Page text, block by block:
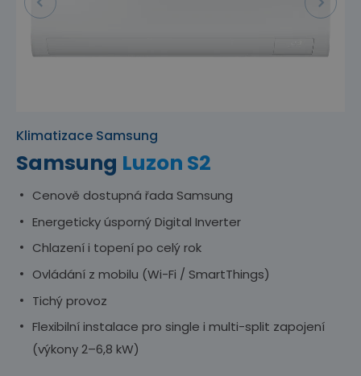
Předchozí Další
Klimatizace Samsung
Samsung Luzon S2
Cenově dostupná řada Samsung
Energeticky úsporný Digital Inverter
Chlazení i topení po celý rok
Ovládání z mobilu (Wi-Fi / SmartThings)
Tichý provoz
Flexibilní instalace pro single i multi-split zapojení
(výkony 2–6,8 kW)